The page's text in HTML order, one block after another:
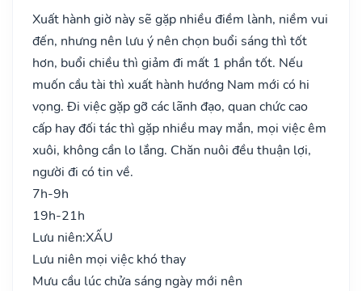
Xuất hành giờ này sẽ gặp nhiều điềm lành, niềm vui
đến, nhưng nên lưu ý nên chọn buổi sáng thì tốt
hơn, buổi chiều thì giảm đi mất 1 phần tốt. Nếu
muốn cầu tài thì xuất hành hướng Nam mới có hi
vọng. Đi việc gặp gỡ các lãnh đạo, quan chức cao
cấp hay đối tác thì gặp nhiều may mắn, mọi việc êm
xuôi, không cần lo lắng. Chăn nuôi đều thuận lợi,
người đi có tin về.
7h-9h
19h-21h
Lưu niên:XẤU
Lưu niên mọi việc khó thay
Mưu cầu lúc chửa sáng ngày mới nên